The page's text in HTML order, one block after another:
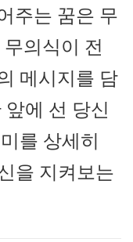
주는 꿈은 무
의식이 전
메시지를 담
에 선 당신
를 상세히
을 지켜보는